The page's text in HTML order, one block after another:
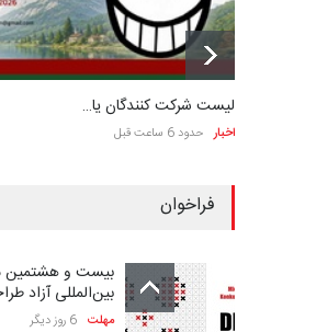
لیست شرکت کنندگان یا…
اخبار حدود 6 ساعت قبل
فراخوان
بیست و هشتمین
بین‌المللی آزاد
مهلت 6 روز دیگر